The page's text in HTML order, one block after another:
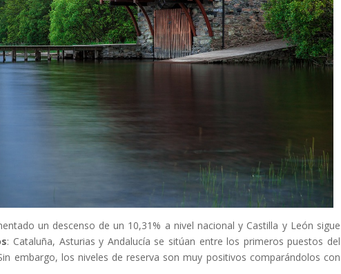
un descenso de un 10,31% a nivel nacional y Castilla y León sigue
: Cataluña, Asturias y Andalucía se sitúan entre los primeros puestos del
embargo, los niveles de reserva son muy positivos comparándolos con